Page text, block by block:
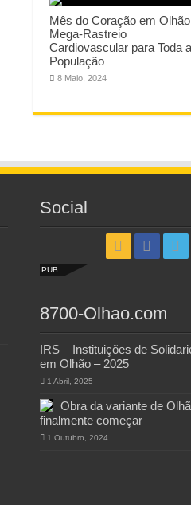
Mês do Coração em
Mega-Rastreio
Cardiovascular para Toda a
População
8 Maio, 2024
Social
PUB
8700-Olhao.com
IRS – Instituições de
em Olhão – 2025
1 Abril, 2025
Obra da variante de
finalmente começar
1 Outubro, 2024